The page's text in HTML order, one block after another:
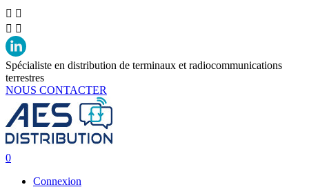
 
 
Spécialiste en distribution de terminaux et radiocommunications
terrestres
NOUS CONTACTER
0
Connexion